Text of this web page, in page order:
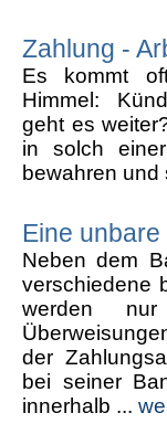
Zahlung -
Es kommt
Himmel:
geht es
in solch
bewahren und
Eine
Neben dem
verschiedene
werden
der
bei seiner
innerhalb ...